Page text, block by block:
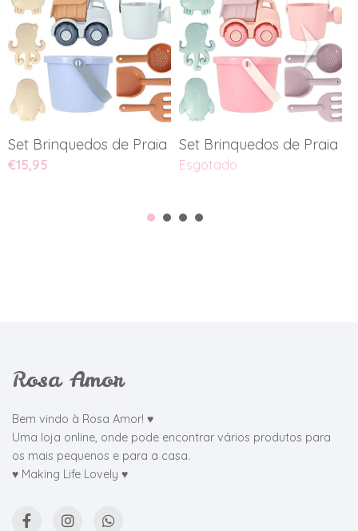
Set Brinquedos de Praia - Blue
€15,95
Set Brinquedos de Praia -
Esgotado
Rosa Amor
Bem vindo à Rosa Amor! ♥
Uma loja online, onde pode encontrar vários produtos para
os mais pequenos e para a casa.
♥ Making Life Lovely ♥